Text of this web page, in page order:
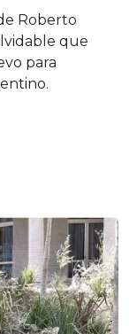
Roberto
que
para